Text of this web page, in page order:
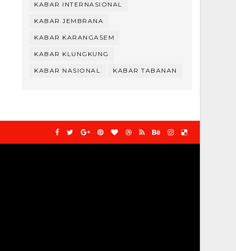
KABAR INTERNASIONAL
KABAR JEMBRANA
KABAR KARANGASEM
KABAR KLUNGKUNG
KABAR NASIONAL KABAR TABANAN